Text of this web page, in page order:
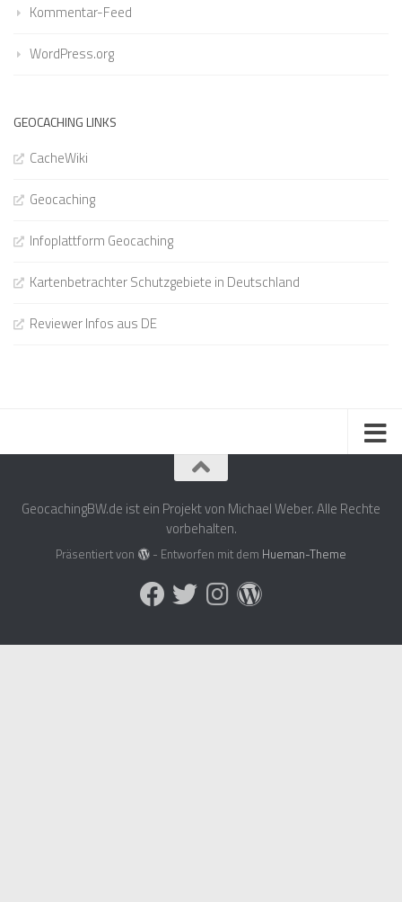
Kommentar-Feed
WordPress.org
GEOCACHING LINKS
CacheWiki
Geocaching
Infoplattform Geocaching
Kartenbetrachter Schutzgebiete in Deutschland
Reviewer Infos aus DE
GeocachingBW.de ist ein Projekt von Michael Weber. Alle Rechte
vorbehalten.
Präsentiert von - Entworfen mit dem Hueman-Theme